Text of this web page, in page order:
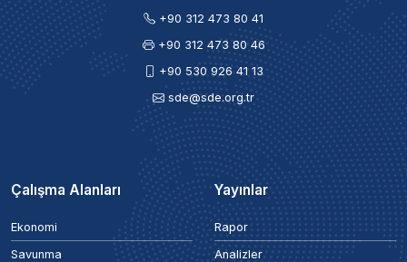
+90 312 473 80 41
+90 312 473 80 46
+90 530 926 41 13
sde@sde.org.tr
Çalışma Alanları
Ekonomi
Savunma
Yayınlar
Rapor
Analizler